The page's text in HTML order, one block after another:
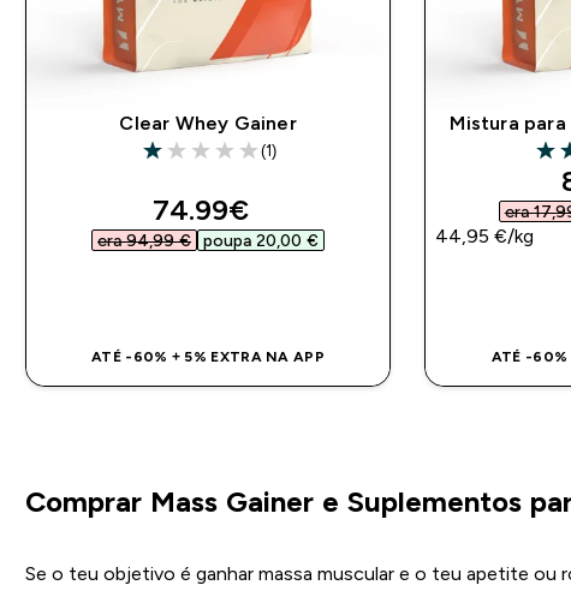
Clear Whey Gainer
1 out of 5 stars
(1)
discounted price
74.99€‎
era 94,99 €‎ poupa 20,00 €‎
ATÉ -60% + 5% EXTRA NA APP
Mistura para
era
44,95 €‎/kg
ATÉ -60%
Comprar Mass Gainer e Suplementos
Se o teu objetivo é ganhar massa muscular e o teu apetite ou